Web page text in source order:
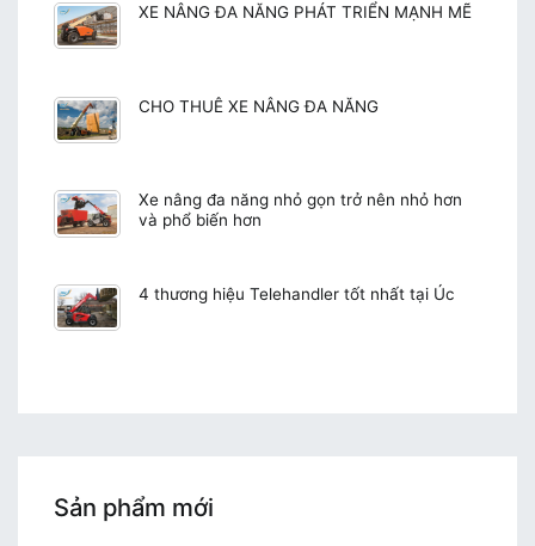
XE NÂNG ĐA NĂNG PHÁT TRIỂN MẠNH MẼ
CHO THUÊ XE NÂNG ĐA NĂNG
Xe nâng đa năng nhỏ gọn trở nên nhỏ hơn
và phổ biến hơn
4 thương hiệu Telehandler tốt nhất tại Úc
Sản phẩm mới